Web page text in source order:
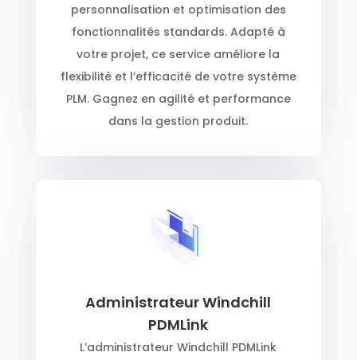
personnalisation et optimisation des
fonctionnalités standards. Adapté à
votre projet, ce service améliore la
flexibilité et l’efficacité de votre système
PLM. Gagnez en agilité et performance
dans la gestion produit.
Administrateur Windchill
PDMLink
L’administrateur Windchill PDMLink